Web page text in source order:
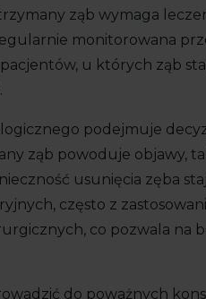
ząb wymaga
monitorowana
u których ząb
podejmuje
ząb powoduje objawy,
usunięcia zęba
często z
co pozwala na
do poważnych